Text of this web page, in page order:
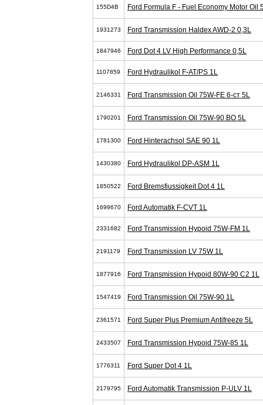
155D4B Ford Formula F - Fuel Economy Motor Oil
1931273 Ford Transmission Haldex AWD-2 0,3L
1847946 Ford Dot 4 LV High Performance 0,5L
1107859 Ford Hydraulikol F-AT/PS 1L
2146331 Ford Transmission Oil 75W-FE 6-cт 5L
1790201 Ford Transmission Oil 75W-90 BO 5L
1781300 Ford Hinterachsol SAE 90 1L
1430380 Ford Hydraulikol DP-ASM 1L
1850522 Ford Bremsfiussigkeit Dot 4 1L
1699670 Ford Automatik F-CVT 1L
2331682 Ford Transmission Hypoid 75W-FM 1L
2191179 Ford Transmission LV 75W 1L
1877916 Ford Transmission Hypoid 80W-90 C2 1L
1547419 Ford Transmission Oil 75W-90 1L
2361571 Ford Super Plus Premium Antifreeze 5L
2433507 Ford Transmission Hypoid 75W-85 1L
1776311 Ford Super Dot 4 1L
2179795 Ford Automatik Transmission P-ULV 1L